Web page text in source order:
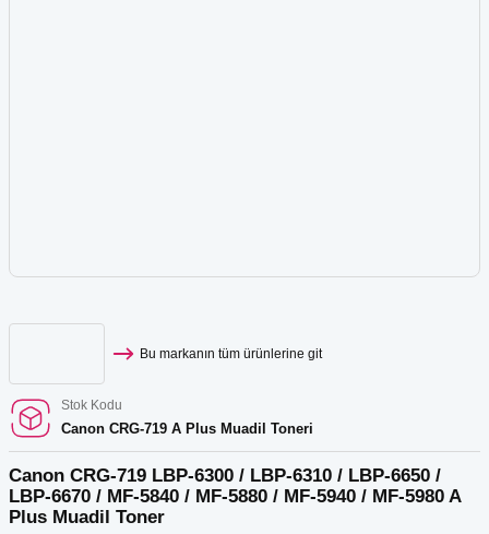
Bu markanın tüm ürünlerine git
Stok Kodu
Canon CRG-719 A Plus Muadil Toneri
Canon CRG-719 LBP-6300 / LBP-6310 / LBP-6650 /
LBP-6670 / MF-5840 / MF-5880 / MF-5940 / MF-5980 A
Plus Muadil Toner